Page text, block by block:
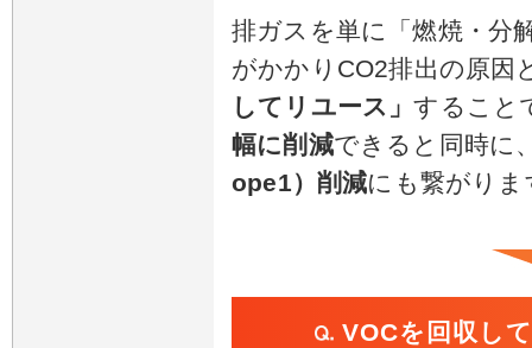
排ガスを単に「燃焼・分
がかかりCO2排出の原因
してリユース」すること
幅に削減できると同時に
ope1）削減にも繋がりま
VOCを回収し